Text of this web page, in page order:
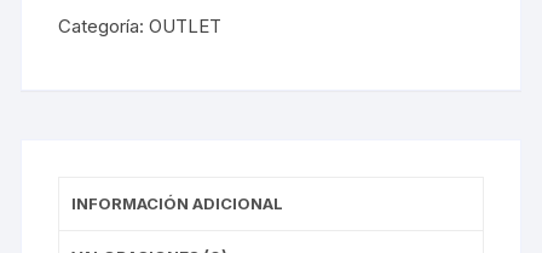
1Categoría:OUTLET
INFORMACIÓN ADICIONAL